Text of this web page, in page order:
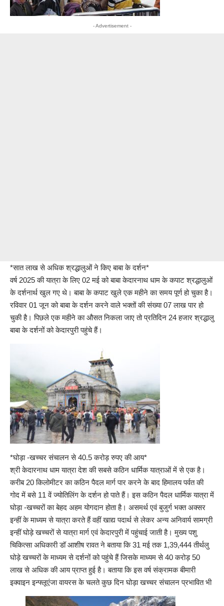
- Advertisement -
*सात लाख से अधिक श्रद्धालुओं ने किए बाबा के दर्शन*
वर्ष 2025 की यात्रा के लिए 02 मई को बाबा केदारनाथ धाम के कपाट श्रद्धालुओं
के दर्शनार्थ खुल गए थे। बाबा के कपाट खुले एक महीने का समय पूर्ण हो चुका है।
रविवार 01 जून को बाबा के दर्शन करने वाले भक्तों की संख्या 07 लाख पार हो
चुकी है। पिछले एक महीने का औसत निकला जाए तो प्रतिदिन 24 हजार श्रद्धालु
बाबा के दर्शनों को केदारपुरी पहुंचे हैं।
*घोड़ा -खच्चर संचालन से 40.5 करोड़ रुपए की आय*
श्री केदारनाथ धाम यात्रा देश की सबसे कठिन धार्मिक यात्राओं में से एक है।
करीब 20 किलोमीटर का कठिन पैदल मार्ग पार करने के बाद हिमालय पर्वत की
गोद में बसे 11 वें ज्योतिलिंग के दर्शन हो पाते हैं। इस कठिन पैदल धार्मिक यात्रा में
घोड़ा -खच्चरों का बेहद अहम योगदान होता है। असमर्थ एवं बुजुर्ग भक्त अक्सर
इन्हीं के माध्यम से यात्रा करते हैं वहीं खाद्य पदार्थ से लेकर अन्य अनिवार्य सामग्री
इन्हीं घोड़े खच्चरों से यात्रा मार्ग एवं केदारपुरी में पहुंचाई जाती है। मुख्य पशु
चिकित्सा अधिकारी डॉ आशीष रावत ने बताया कि 31 मई तक 1,39,444 तीर्थलु
घोड़े खच्चरों के माध्यम से दर्शनों को पहुंचे हैं जिसके माध्यम से 40 करोड़ 50
लाख से अधिक की आय प्राप्त हुई है। बताया कि इस वर्ष संक्रामक बीमारी
इक्वाइन इन्फ्लूएंजा वायरस के चलते कुछ दिन घोड़ा खच्चर संचालन प्रभावित भी